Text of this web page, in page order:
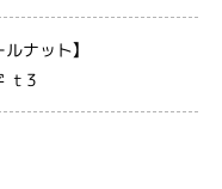
ナット】
ｔ3